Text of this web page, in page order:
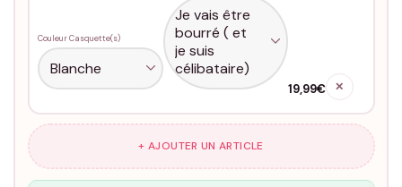
Couleur Casquette(s)
19,99€ ✕
+ AJOUTER UN ARTICLE